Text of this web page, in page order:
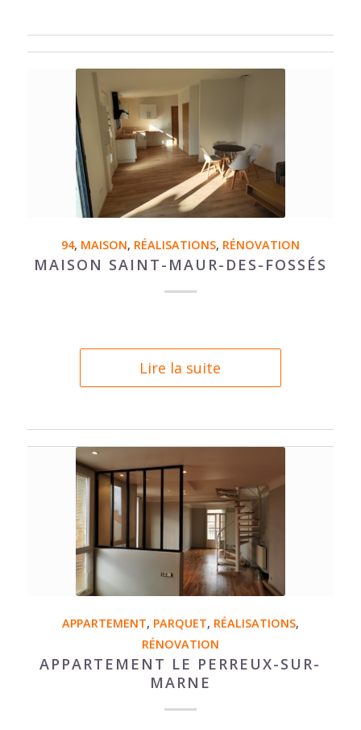
94, MAISON, RÉALISATIONS, RÉNOVATION
MAISON SAINT-MAUR-DES-FOSSÉS
Lire la suite
APPARTEMENT, PARQUET, RÉALISATIONS,
RÉNOVATION
APPARTEMENT LE PERREUX-SUR-
MARNE